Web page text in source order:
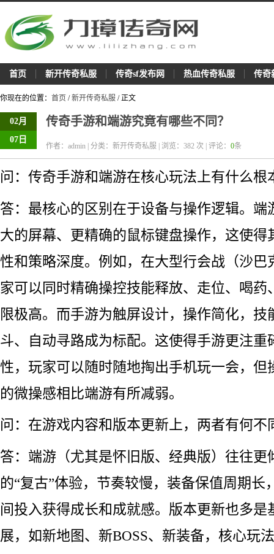
首页 新开传奇私服 传奇sf发布网 热血传奇私服 传奇
你现在的位置： 首页 /新开传奇私服 / 正文
02月
07日
传奇手游和端游究竟有哪些不同？
作者：admin | 分类：新开传奇私服 | 浏览： 382 次 | 评论： 0条
问：传奇手游和端游在核心玩法上有什么根
答：最核心的区别在于设备与操作逻辑。端
大的屏幕、更精确的鼠标键盘操作，这使得
性和策略深度。例如，在大型行会战（沙巴
家可以同时精确操控技能释放、走位、喝药
限极高。而手游为触屏设计，操作简化，技
斗、自动寻路成为标配。这使得手游更注重
性，玩家可以随时随地掏出手机玩一会，但
的微操感相比端游有所减弱。
问：在游戏内容和版本更新上，两者有何不
答：端游（尤其是怀旧版、经典版）往往更
的“复古”体验，节奏较慢，装备保值周期长
间投入获得成长和成就感。版本更新也多是
展，如新地图、新BOSS、新装备，核心玩